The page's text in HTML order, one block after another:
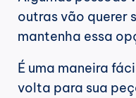
outras vão querer
mantenha essa
É uma maneira
volta para sua